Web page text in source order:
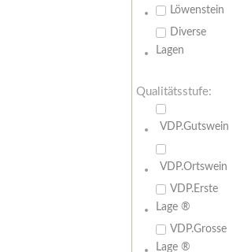
Löwenstein
Diverse
Lagen
Qualitätsstufe:
VDP.Gutswein
VDP.Ortswein
VDP.Erste
Lage ®
VDP.Grosse
Lage ®